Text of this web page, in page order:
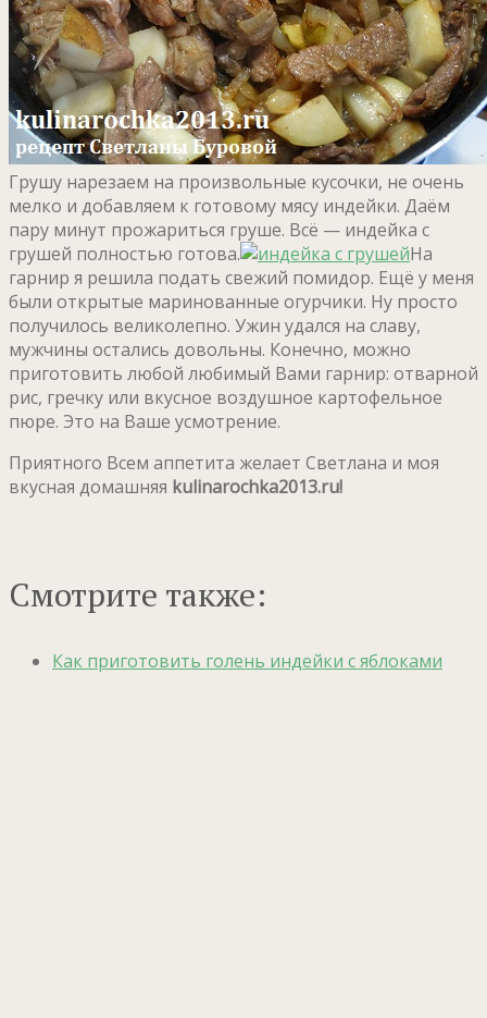
Грушу нарезаем на произвольные кусочки, не очень
мелко и добавляем к готовому мясу индейки. Даём
пару минут прожариться груше. Всё — индейка с
грушей полностью готова.
На
гарнир я решила подать свежий помидор. Ещё у меня
были открытые маринованные огурчики. Ну просто
получилось великолепно. Ужин удался на славу,
мужчины остались довольны. Конечно, можно
приготовить любой любимый Вами гарнир: отварной
рис, гречку или вкусное воздушное картофельное
пюре. Это на Ваше усмотрение.
Приятного Всем аппетита желает Светлана и моя
вкусная домашняя kulinarochka2013.ru!
Смотрите также:
Как приготовить голень индейки с яблоками